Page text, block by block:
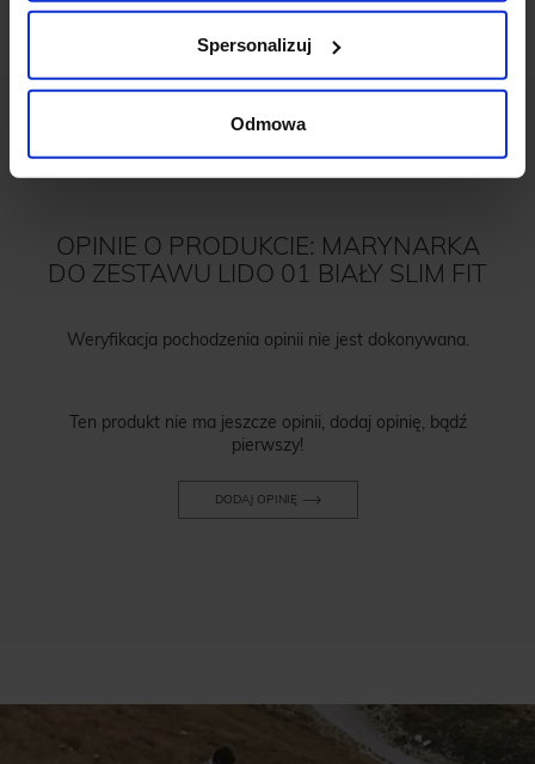
Spersonalizuj
Odmowa
OPINIE O PRODUKCIE: MARYNARKA
DO ZESTAWU LIDO 01 BIAŁY SLIM FIT
Weryfikacja pochodzenia opinii nie jest dokonywana.
Ten produkt nie ma jeszcze opinii, dodaj opinię, bądź
pierwszy!
DODAJ OPINIĘ